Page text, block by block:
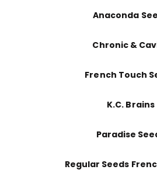
Anaconda
Chronic &
French Touch
K.C. Brains
Paradise
Regular Seeds